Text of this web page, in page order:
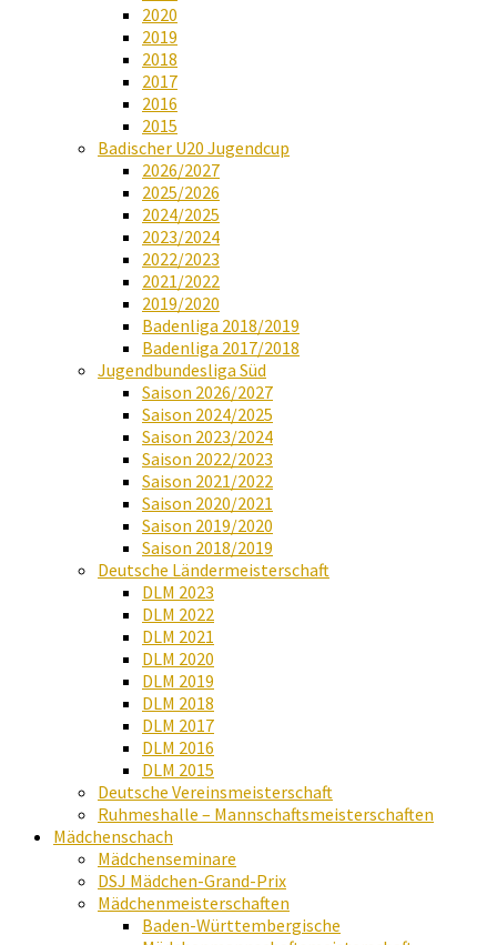
2020
2019
2018
2017
2016
2015
Badischer U20 Jugendcup
2026/2027
2025/2026
2024/2025
2023/2024
2022/2023
2021/2022
2019/2020
Badenliga 2018/2019
Badenliga 2017/2018
Jugendbundesliga Süd
Saison 2026/2027
Saison 2024/2025
Saison 2023/2024
Saison 2022/2023
Saison 2021/2022
Saison 2020/2021
Saison 2019/2020
Saison 2018/2019
Deutsche Ländermeisterschaft
DLM 2023
DLM 2022
DLM 2021
DLM 2020
DLM 2019
DLM 2018
DLM 2017
DLM 2016
DLM 2015
Deutsche Vereinsmeisterschaft
Ruhmeshalle – Mannschaftsmeisterschaften
Mädchenschach
Mädchenseminare
DSJ Mädchen-Grand-Prix
Mädchenmeisterschaften
Baden-Württembergische